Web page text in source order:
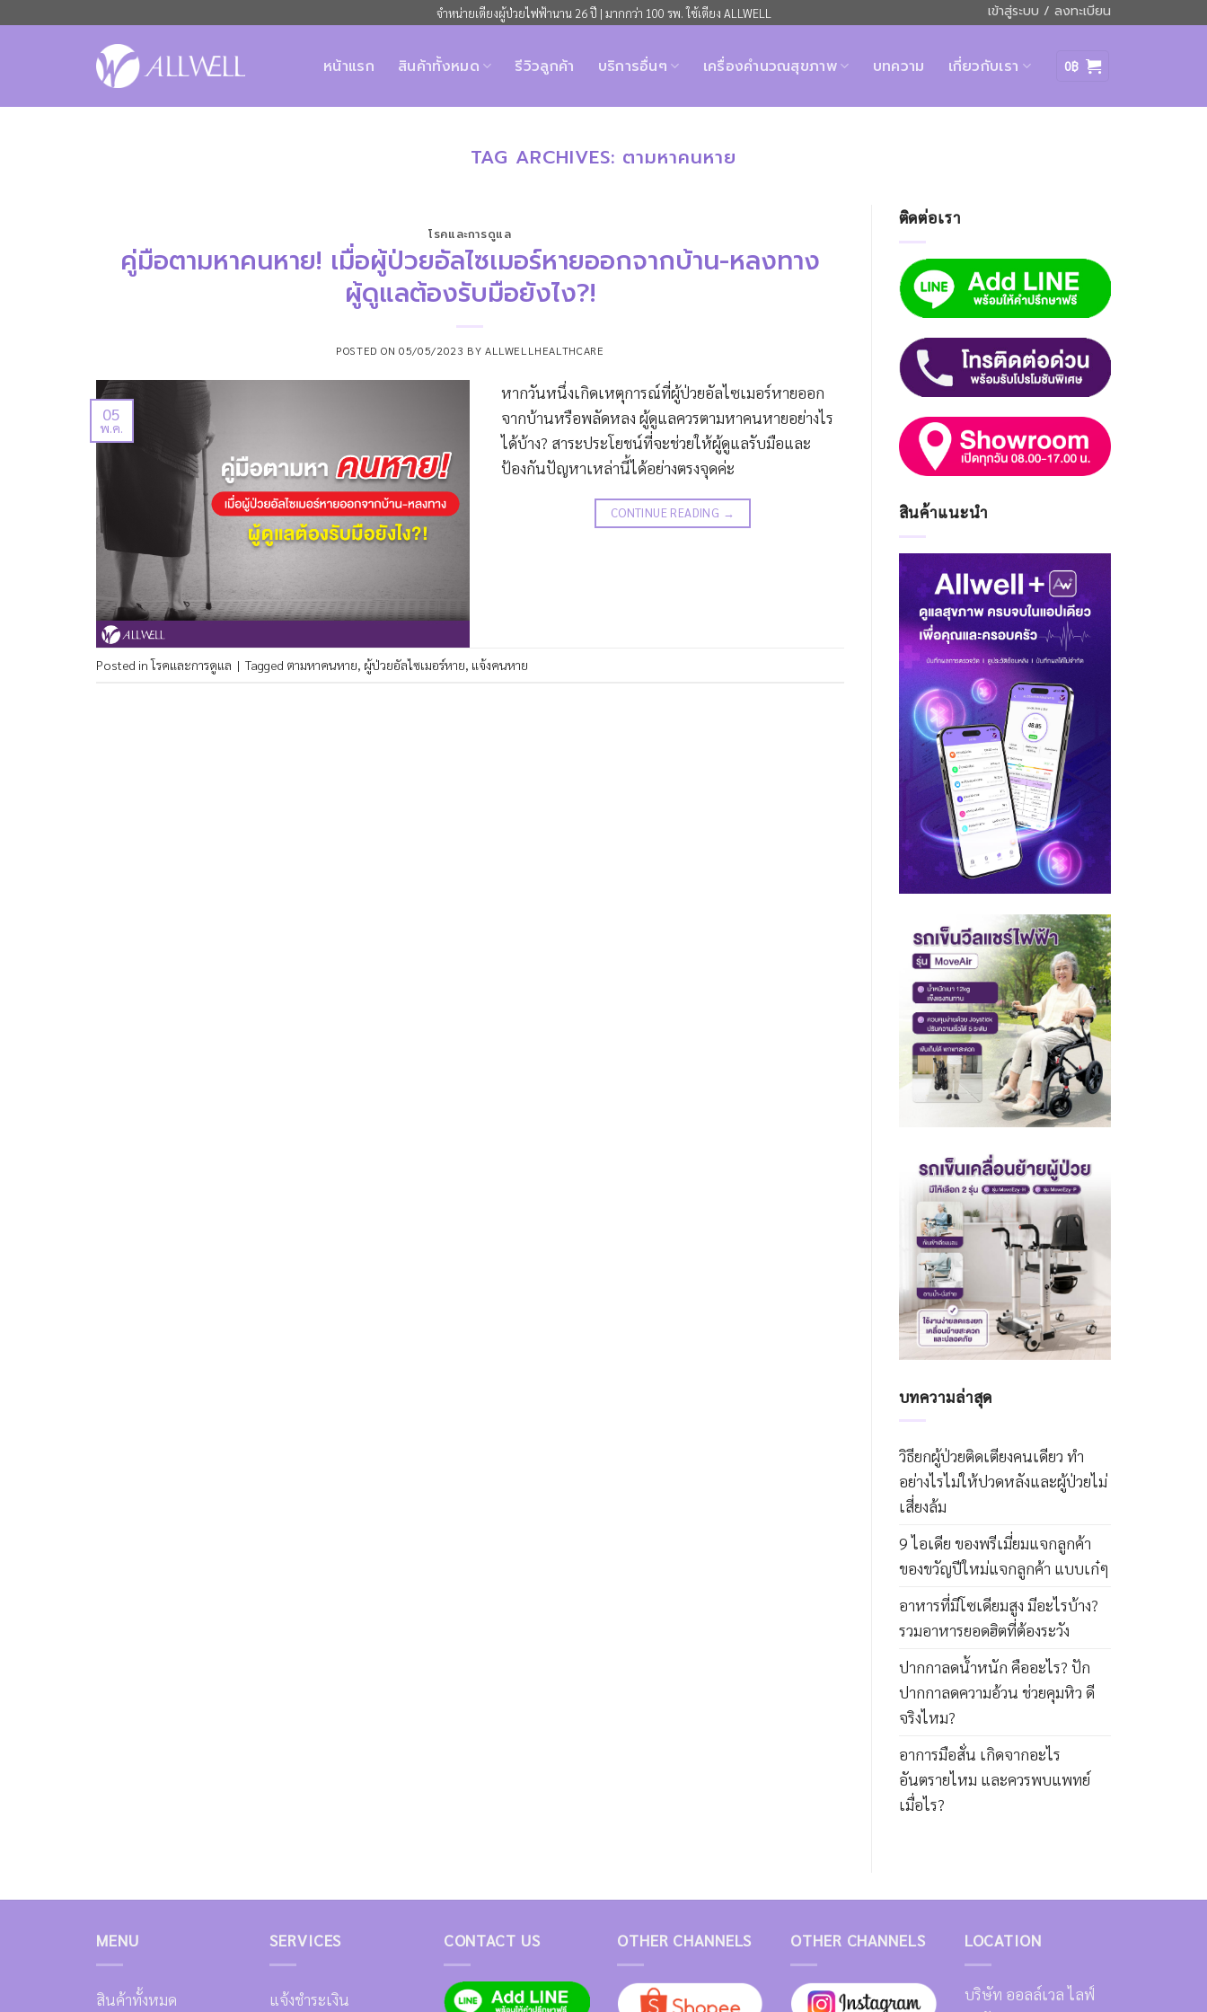
จำหน่ายเตียงผู้ป่วยไฟฟ้านาน 26 ปี | มากกว่า 100 รพ. ใช้เตียง ALLWELL เข้าสู่ระบบ / ลงทะเบียน
หน้าแรก สินค้าทั้งหมด รีวิวลูกค้า บริการอื่นๆ เครื่องคำนวณสุขภาพ บทความ เกี่ยวกับเรา 0฿
TAG ARCHIVES: ตามหาคนหาย
โรคและการดูแล
คู่มือตามหาคนหาย! เมื่อผู้ป่วยอัลไซเมอร์หายออกจากบ้าน-หลงทาง
ผู้ดูแลต้องรับมือยังไง?!
POSTED ON05/05/2023 BY ALLWELLHEALTHCARE
05
พ.ค.
หากวันหนึ่งเกิดเหตุการณ์ที่ผู้ป่วยอัลไซเมอร์หายออก
จากบ้านหรือพลัดหลง ผู้ดูแลควรตามหาคนหายอย่างไร
ได้บ้าง? สาระประโยชน์ที่จะช่วยให้ผู้ดูแลรับมือและ
ป้องกันปัญหาเหล่านี้ได้อย่างตรงจุดค่ะ
CONTINUE READING →
Posted inโรคและการดูแล | Tagged ตามหาคนหาย ผู้ป่วยอัลไซเมอร์หาย แจ้งคนหาย
ติดต่อเรา
สินค้าแนะนำ
บทความล่าสุด
วิธียกผู้ป่วยติดเตียงคนเดียว ทำ
อย่างไรไม่ให้ปวดหลังและผู้ป่วยไม่
เสี่ยงล้ม
9 ไอเดีย ของพรีเมี่ยมแจกลูกค้า
ของขวัญปีใหม่แจกลูกค้า แบบเก๋ๆ
อาหารที่มีโซเดียมสูง มีอะไรบ้าง?
รวมอาหารยอดฮิตที่ต้องระวัง
ปากกาลดน้ำหนัก คืออะไร? ปัก
ปากกาลดความอ้วน ช่วยคุมหิว ดี
จริงไหม?
อาการมือสั่น เกิดจากอะไร
อันตรายไหม และควรพบแพทย์
เมื่อไร?
MENU
สินค้าทั้งหมด
SERVICES
แจ้งชำระเงิน
CONTACT US OTHER CHANNELS OTHER CHANNELS LOCATION
บริษัท ออลล์เวล ไลฟ์